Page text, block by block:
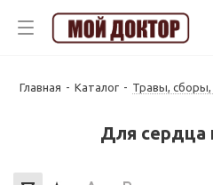
Главная - Каталог - Травы, сборы,
Для сердца